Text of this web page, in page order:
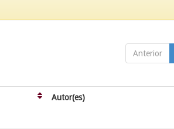
Anterior
Autor(es)